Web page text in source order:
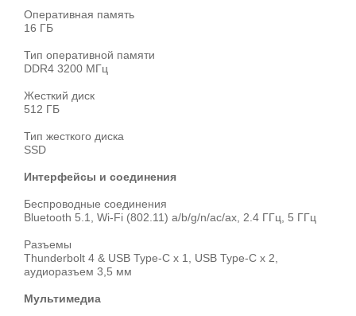
Оперативная память
16 ГБ
Тип оперативной памяти
DDR4 3200 МГц
Жесткий диск
512 ГБ
Тип жесткого диска
SSD
Интерфейсы и соединения
Беспроводные соединения
Bluetooth 5.1, Wi‑Fi (802.11) a/b/g/n/ac/ax, 2.4 ГГц, 5 ГГц
Разъемы
Thunderbolt 4 & USB Type-C x 1, USB Type-C x 2,
аудиоразъем 3,5 мм
Мультимедиа